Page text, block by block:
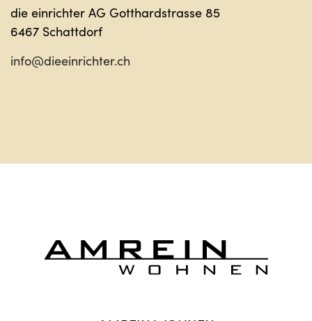
die einrichter AG Gotthardstrasse 85
6467 Schattdorf
info@dieeinrichter.ch